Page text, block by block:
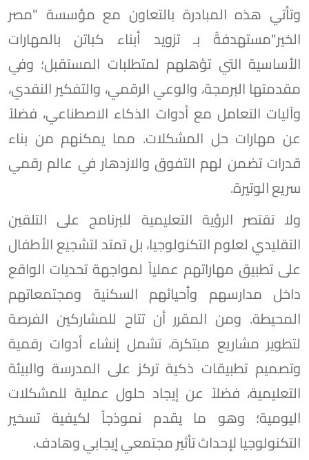
وتأتي هذه المبادرة بالتعاون مع مؤسسة "مصر
الخير"مستهدفةً بـ تزويد أبناء كباتن بالمهارات
الأساسية التي تؤهلهم لمتطلبات المستقبل؛ وفي
مقدمتها البرمجة، والوعي الرقمي، والتفكير النقدي،
وآليات التعامل مع أدوات الذكاء الاصطناعي، فضلاً
عن مهارات حل المشكلات. مما يمكنهم من بناء
قدرات تضمن لهم التفوق والازدهار في عالم رقمي
سريع الوتيرة.
ولا تقتصر الرؤية التعليمية للبرنامج على التلقين
التقليدي لعلوم التكنولوجيا، بل تمتد لتشجيع الأطفال
على تطبيق مهاراتهم عملياً لمواجهة تحديات الواقع
داخل مدارسهم وأحيائهم السكنية ومجتمعاتهم
المحيطة. ومن المقرر أن تتاح للمشاركين الفرصة
لتطوير مشاريع مبتكرة، تشمل إنشاء أدوات رقمية
وتصميم تطبيقات ذكية تركز على المدرسة والبيئة
التعليمية، فضلاً عن إيجاد حلول عملية للمشكلات
اليومية؛ وهو ما يقدم نموذجاً لكيفية تسخير
التكنولوجيا لإحداث تأثير مجتمعي إيجابي وهادف.